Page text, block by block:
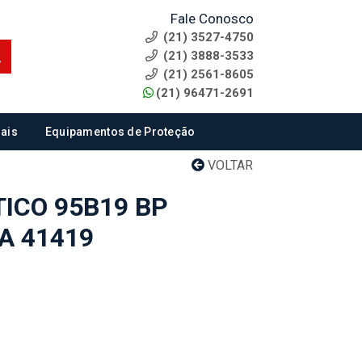
Fale Conosco
(21) 3527-4750
(21) 3888-3533
(21) 2561-8605
(21) 96471-2691
Equipamentos de Proteção
VOLTAR
95B19 BP
41419